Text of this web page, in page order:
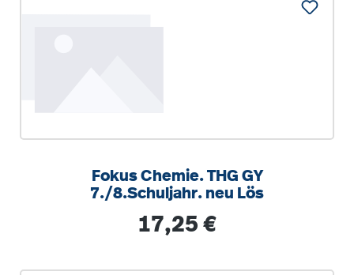
Fokus Chemie. THG GY
7./8.Schuljahr. neu Lös
Regulärer Preis:
17,25 €